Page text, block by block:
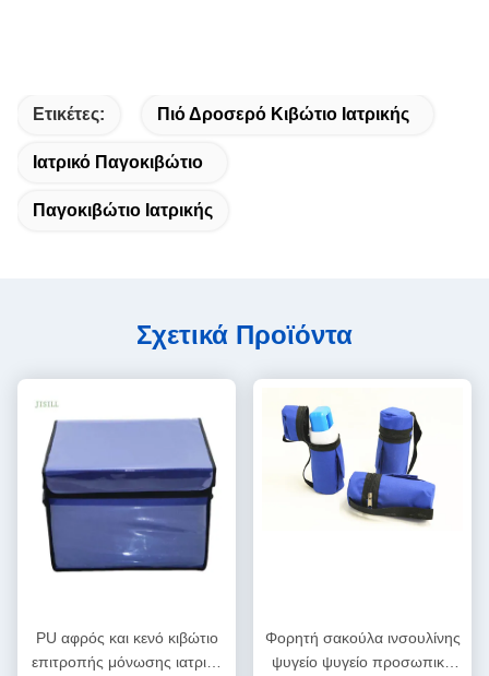
Ετικέτες: Πιό Δροσερό Κιβώτιο Ιατρικής
Ιατρικό Παγοκιβώτιο
Παγοκιβώτιο Ιατρικής
Σχετικά Προϊόντα
PU αφρός και κενό κιβώτιο
επιτροπής μόνωσης ιατρικό
Φορητή σακούλα ινσουλίνης
ψυγείο ψυγείο προσωπική